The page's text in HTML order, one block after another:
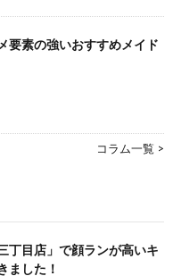
要素の強いおすすめメイド
コラム一覧 >
丁目店」で顔ランが高いキ
ました！